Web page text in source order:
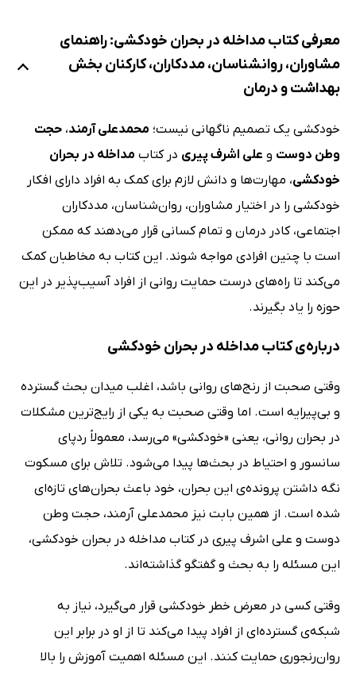
معرفی کتاب مداخله در بحران خودکشی: راهنمای
مشاوران، روانشناسان، مددکاران، کارکنان بخش
بهداشت و درمان
خودکشی یک تصمیم ناگهانی نیست؛ محمدعلی آرمند، حجت
وطن دوست و علی اشرف پیری در کتاب مداخله در بحران
خودکشی، مهارت‌ها و دانش لازم برای کمک به افراد دارای افکار
خودکشی را در اختیار مشاوران، روان‌شناسان، مددکاران
اجتماعی، کادر درمان و تمام کسانی قرار می‌دهند که ممکن
است با چنین افرادی مواجه شوند. این کتاب به مخاطبان کمک
می‌کند تا راه‌های درست حمایت روانی از افراد آسیب‌پذیر در این
حوزه را یاد بگیرند.
درباره‌ی کتاب مداخله در بحران خودکشی
وقتی صحبت از رنج‌های روانی باشد، اغلب میدان بحث گسترده
و بی‌پیرایه است. اما وقتی صحبت به یکی از رایج‌ترین مشکلات
در بحران روانی، یعنی «خودکشی» می‌رسد، معمولاً ردپای
سانسور و احتیاط در بحث‌ها پیدا می‌شود. تلاش برای مسکوت
نگه داشتن پرونده‌ی این بحران، خود باعث بحران‌های تازه‌ای
شده است. از همین بابت نیز محمدعلی آرمند، حجت وطن
دوست و علی اشرف پیری در کتاب مداخله در بحران خودکشی،
این مسئله را به بحث و گفتگو گذاشته‌اند.
وقتی کسی در معرض خطر خودکشی قرار می‌گیرد، نیاز به
شبکه‌ی گسترده‌ای از افراد پیدا می‌کند تا از او در برابر این
روان‌رنجوری حمایت کنند. این مسئله اهمیت آموزش را بالا